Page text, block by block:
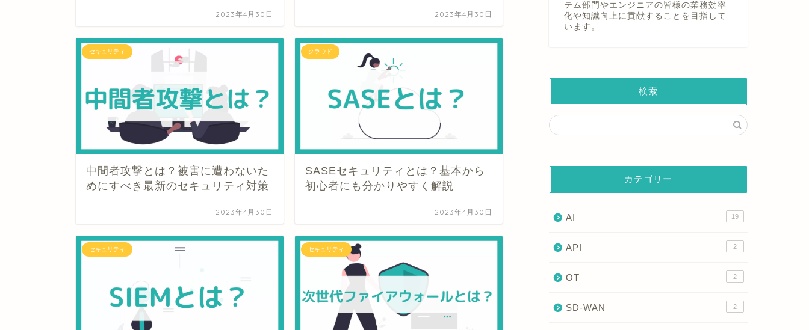
2023年4月30日 2023年4月30日
セキュリティ
中間者攻撃とは？被害に遭わないた
めにすべき最新のセキュリティ対策
2023年4月30日
クラウド
SASEセキュリティとは？基本から
初心者にも分かりやすく解説
2023年4月30日
セキュリティ セキュリティ
トランクポートとは？アクセスポー
底解説！
2026年1月18日
ネットワーク
テム部門やエンジニアの皆様の業務効率
化や知識向上に貢献することを目指して
います。
検索
カテゴリー
AI 19
API 2
OT 2
SD-WAN 2